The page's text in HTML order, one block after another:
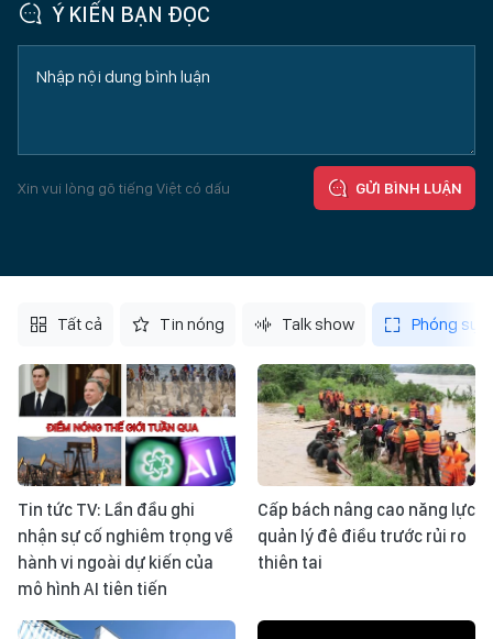
Ý KIẾN BẠN ĐỌC
Xin vui lòng gõ tiếng Việt có dấu GỬI BÌNH LUẬN
Tất cả Tin nóng Talk show Phóng sự
Tin tức TV: Lần đầu ghi
nhận sự cố nghiêm trọng về
hành vi ngoài dự kiến của
mô hình AI tiên tiến
Cấp bách nâng cao năng lực
quản lý đê điều trước rủi ro
thiên tai